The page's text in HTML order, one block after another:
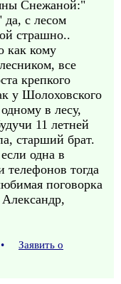
Снежаной:"
с лесом
страшно..
как кому
все
крепкого
у Шолоховского
в лесу,
11 летней
старший брат.
одна в
телефонов тогда
поговорка
•
Заявить о